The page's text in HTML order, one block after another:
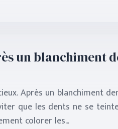
un blanchiment
Après un blanchiment
que les dents ne se
colorer les…